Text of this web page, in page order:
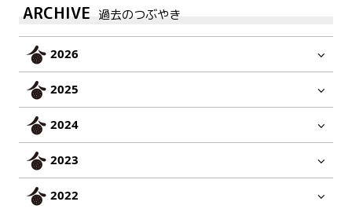
ARCHIVE 過去のつぶやき
2026
2025
2024
2023
2022